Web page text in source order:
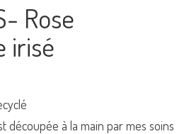
Rose
irisé
découpée à la main par mes soins